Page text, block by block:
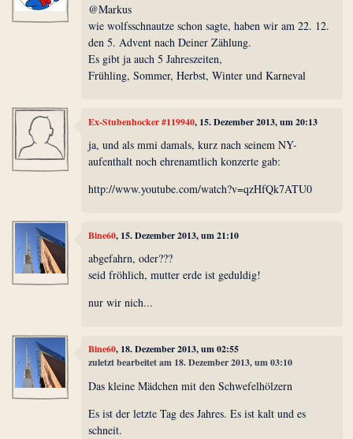
@Markus
wie wolfsschnautze schon sagte, haben wir am 22. 12.
den 5. Advent nach Deiner Zählung.
Es gibt ja auch 5 Jahreszeiten,
Frühling, Sommer, Herbst, Winter und Karneval
Ex-Stubenhocker #119940, 15. Dezember 2013, um 20:13
ja, und als mmi damals, kurz nach seinem NY-
aufenthalt noch ehrenamtlich konzerte gab:
http://www.youtube.com/watch?v=qzHfQk7ATU0
Bine60, 15. Dezember 2013, um 21:10
abgefahrn, oder???
seid fröhlich, mutter erde ist geduldig!
nur wir nich...
Bine60, 18. Dezember 2013, um 02:55
zuletzt bearbeitet am 18. Dezember 2013, um 03:10
Das kleine Mädchen mit den Schwefelhölzern
Es ist der letzte Tag des Jahres. Es ist kalt und es
schneit.